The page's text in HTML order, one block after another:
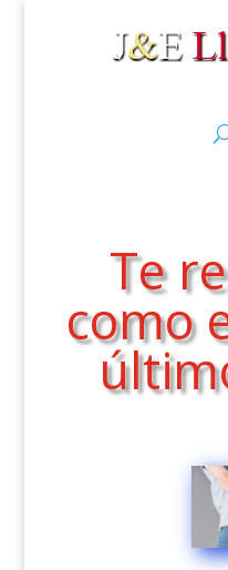
Te
como